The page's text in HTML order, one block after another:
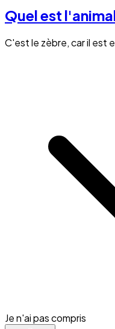
Quel est
C'est le zèbre, car il est
Je n'ai pas compris